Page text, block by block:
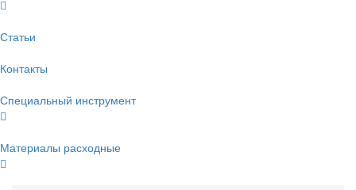
Статьи
Контакты
Специальный инструмент
Материалы расходные